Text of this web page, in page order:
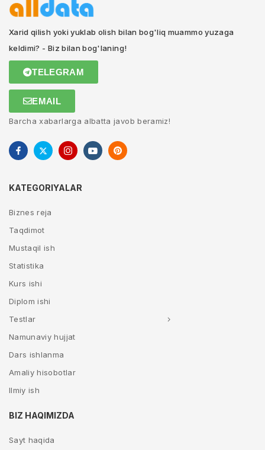
Xarid qilish yoki yuklab olish bilan bog'liq muammo yuzaga
keldimi? - Biz bilan bog'laning!
TELEGRAM
EMAIL
Barcha xabarlarga albatta javob beramiz!
KATEGORIYALAR
Biznes reja
Taqdimot
Mustaqil ish
Statistika
Kurs ishi
Diplom ishi
Testlar
Namunaviy hujjat
Dars ishlanma
Amaliy hisobotlar
Ilmiy ish
BIZ HAQIMIZDA
Sayt haqida